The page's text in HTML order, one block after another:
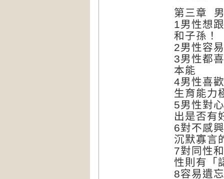
第三章
1男性想
和子孫！
2男性容
3男性都
本能
4男性喜
生育能力
5男性對
出是否有
6對不感
沉默寡言
7對同性
性則有「
8容易遺